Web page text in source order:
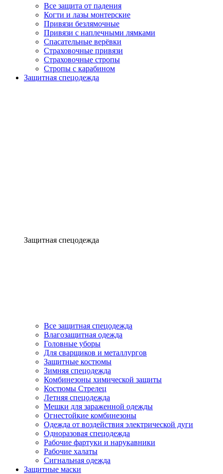
Все защита от падения
Когти и лазы монтерские
Привязи безлямочные
Привязи с наплечными лямками
Спасательные верёвки
Страховочные привязи
Страховочные стропы
Стропы с карабином
Защитная спецодежда
Защитная спецодежда
Все защитная спецодежда
Влагозащитная одежда
Головные уборы
Для сварщиков и металлургов
Защитные костюмы
Зимняя спецодежда
Комбинезоны химической защиты
Костюмы Стрелец
Летняя спецодежда
Мешки для зараженной одежды
Огнестойкие комбинезоны
Одежда от воздействия электрической дуги
Одноразовая спецодежда
Рабочие фартуки и нарукавники
Рабочие халаты
Сигнальная одежда
Защитные маски